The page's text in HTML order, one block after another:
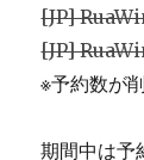
[JP]
[JP]
※予約数が
期間中は予